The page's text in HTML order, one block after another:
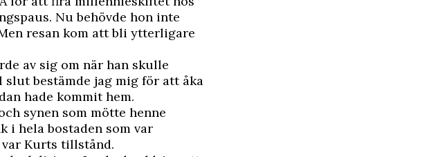
Nu behövde hon inte
resan kom att bli ytterligare
av sig om när han skulle
bestämde jag mig för att åka
hade kommit hem.
synen som mötte henne
i hela bostaden som var
Kurts tillstånd.